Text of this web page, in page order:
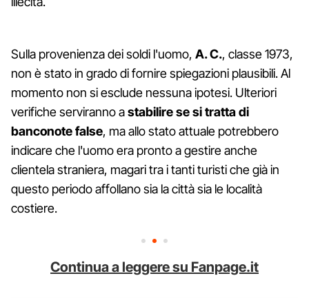
Sulla provenienza dei soldi l'uomo, A. C., classe 1973,
non è stato in grado di fornire spiegazioni plausibili. Al
momento non si esclude nessuna ipotesi. Ulteriori
verifiche serviranno astabilire se si tratta di
banconote false, ma allo stato attuale potrebbero
indicare che l'uomo era pronto a gestire anche
clientela straniera, magari tra i tanti turisti che già in
questo periodo affollano sia la città sia le località
costiere.
Continua a leggere su Fanpage.it